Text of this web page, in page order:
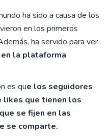
ha sido a causa de los
en los primeros
ha servido para ver
la plataforma
es que los seguidores
likes que tienen los
se fijen en las
se comparte.